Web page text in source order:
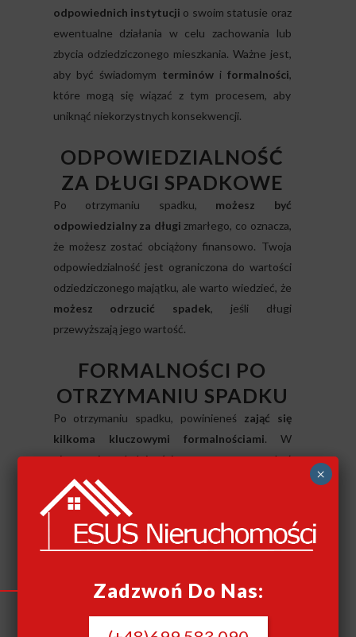
odpowiednich instytucji o swoim statusie oraz
ewentualne działania w celu zachowania lub
zbycia odziedziczonego mieszkania. Ważne jest,
aby być świadomym terminówi formalności,
które mogą się wiązać z tym procesem, aby
uniknąć niekorzystnych konsekwencji.
ODPOWIEDZIALNOŚĆ
ZA DŁUGI SPADKOWE
Po otrzymaniu spadku, możesz być
odpowiedzialny za długi zmarłego, co oznacza,
że możesz zostać obciążony finansowo. Twoja
odpowiedzialność jest ograniczona do wartości
odziedziczonego majątku, ale warto wiedzieć, że
możesz odrzucić spadek, jeśli długi
przewyższają jego wartość.
FORMALNOŚCI PO
OTRZYMANIU SPADKU
Po otrzymaniu spadku, powinieneś zająć się
kilkoma kluczowymi formalnościami. W
pierwszej kolejności warto uzyskać
postanowienie o stwierdzeniu nabycia
spadkuoraz dokonać ewentualnych zgłoszeń
do urzędów. Niezbędne może być także zawarcie
umowy notarialnej dotyczącej przekazania
spadkobierców.
W ramach formalności po otrzymaniu spadku,
Zadzwoń Do Nas:
×